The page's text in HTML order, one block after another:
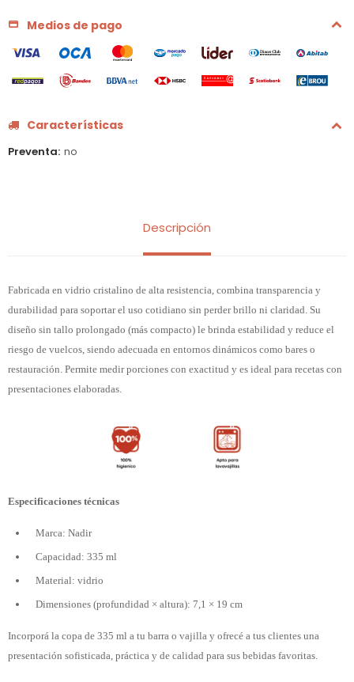
Medios de pago
Características
Preventa no
Descripción
Fabricada en vidrio cristalino de alta resistencia, combina transparencia y
durabilidad para soportar el uso cotidiano sin perder brillo ni claridad. Su
diseño sin tallo prolongado (más compacto) le brinda estabilidad y reduce el
riesgo de vuelcos, siendo adecuada en entornos dinámicos como bares o
restauración. Permite medir porciones con exactitud y es ideal para recetas con
presentaciones elaboradas.
Especificaciones técnicas
Marca: Nadir
Capacidad: 335 ml
Material: vidrio
Dimensiones (profundidad × altura): 7,1 × 19 cm
Incorporá la copa de 335 ml a tu barra o vajilla y ofrecé a tus clientes una
presentación sofisticada, práctica y de calidad para sus bebidas favoritas.